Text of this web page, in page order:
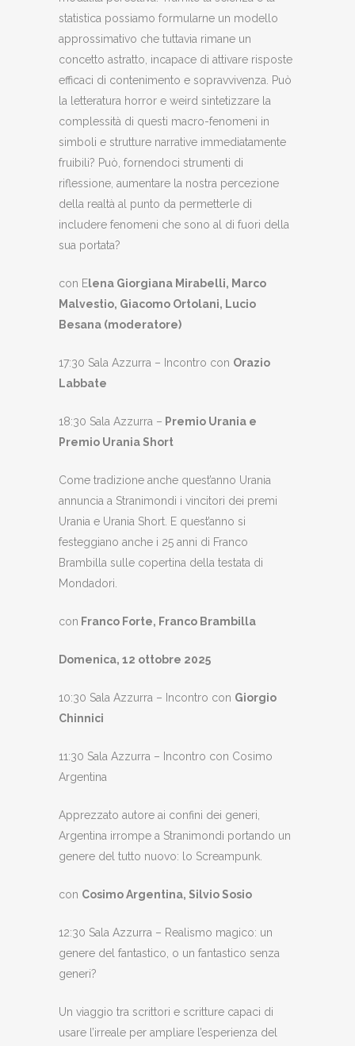
statistica possiamo formularne un modello
approssimativo che tuttavia rimane un
concetto astratto, incapace di attivare risposte
efficaci di contenimento e sopravvivenza. Può
la letteratura horror e weird sintetizzare la
complessità di questi macro-fenomeni in
simboli e strutture narrative immediatamente
fruibili? Può, fornendoci strumenti di
riflessione, aumentare la nostra percezione
della realtà al punto da permetterle di
includere fenomeni che sono al di fuori della
sua portata?
con Elena Giorgiana Mirabelli, Marco
Malvestio, Giacomo Ortolani, Lucio
Besana (moderatore)
17:30 Sala Azzurra – Incontro con Orazio
Labbate
18:30 Sala Azzurra – Premio Urania e
Premio Urania Short
Come tradizione anche quest’anno Urania
annuncia a Stranimondi i vincitori dei premi
Urania e Urania Short. E quest’anno si
festeggiano anche i 25 anni di Franco
Brambilla sulle copertina della testata di
Mondadori.
con Franco Forte, Franco Brambilla
Domenica, 12 ottobre 2025
10:30 Sala Azzurra – Incontro con Giorgio
Chinnici
11:30 Sala Azzurra – Incontro con Cosimo
Argentina
Apprezzato autore ai confini dei generi,
Argentina irrompe a Stranimondi portando un
genere del tutto nuovo: lo Screampunk.
con Cosimo Argentina, Silvio Sosio
12:30 Sala Azzurra – Realismo magico: un
genere del fantastico, o un fantastico senza
generi?
Un viaggio tra scrittori e scritture capaci di
usare l’irreale per ampliare l’esperienza del